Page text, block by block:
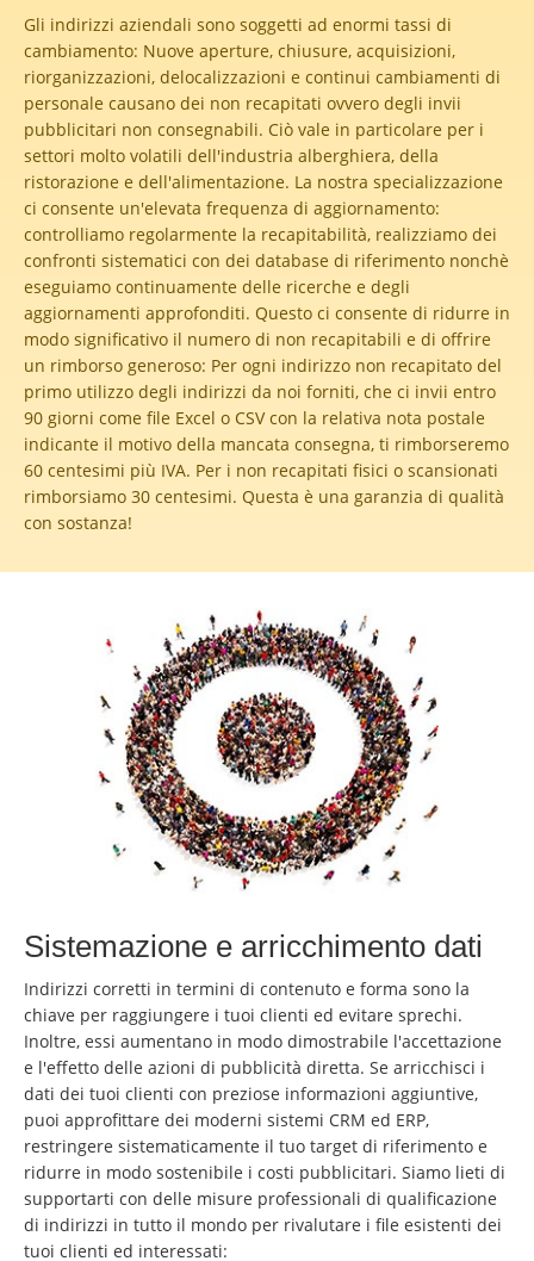
Gli indirizzi aziendali sono soggetti ad enormi tassi di
cambiamento: Nuove aperture, chiusure, acquisizioni,
riorganizzazioni, delocalizzazioni e continui cambiamenti di
personale causano dei non recapitati ovvero degli invii
pubblicitari non consegnabili. Ciò vale in particolare per i
settori molto volatili dell'industria alberghiera, della
ristorazione e dell'alimentazione. La nostra specializzazione
ci consente un'elevata frequenza di aggiornamento:
controlliamo regolarmente la recapitabilità, realizziamo dei
confronti sistematici con dei database di riferimento nonchè
eseguiamo continuamente delle ricerche e degli
aggiornamenti approfonditi. Questo ci consente di ridurre in
modo significativo il numero di non recapitabili e di offrire
un rimborso generoso: Per ogni indirizzo non recapitato del
primo utilizzo degli indirizzi da noi forniti, che ci invii entro
90 giorni come file Excel o CSV con la relativa nota postale
indicante il motivo della mancata consegna, ti rimborseremo
60 centesimi più IVA. Per i non recapitati fisici o scansionati
rimborsiamo 30 centesimi. Questa è una garanzia di qualità
con sostanza!
Sistemazione e arricchimento dati
Indirizzi corretti in termini di contenuto e forma sono la
chiave per raggiungere i tuoi clienti ed evitare sprechi.
Inoltre, essi aumentano in modo dimostrabile l'accettazione
e l'effetto delle azioni di pubblicità diretta. Se arricchisci i
dati dei tuoi clienti con preziose informazioni aggiuntive,
puoi approfittare dei moderni sistemi CRM ed ERP,
restringere sistematicamente il tuo target di riferimento e
ridurre in modo sostenibile i costi pubblicitari. Siamo lieti di
supportarti con delle misure professionali di qualificazione
di indirizzi in tutto il mondo per rivalutare i file esistenti dei
tuoi clienti ed interessati: